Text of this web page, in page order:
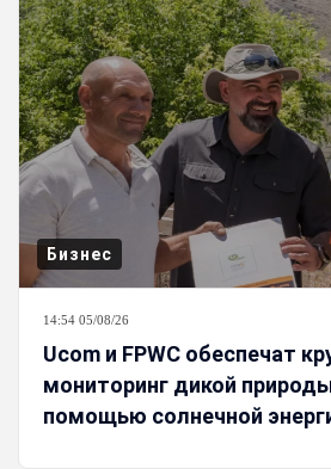
Бизнес
14:54 05/08/26
Ucom и FPWC обеспечат
мониторинг дикой
помощью солнечной